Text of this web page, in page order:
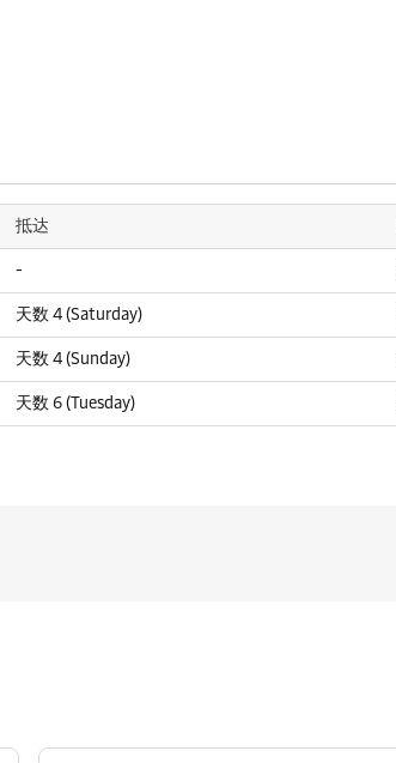
抵达
-
天数 4 (Saturday)
天数 4 (Sunday)
天数 6 (Tuesday)